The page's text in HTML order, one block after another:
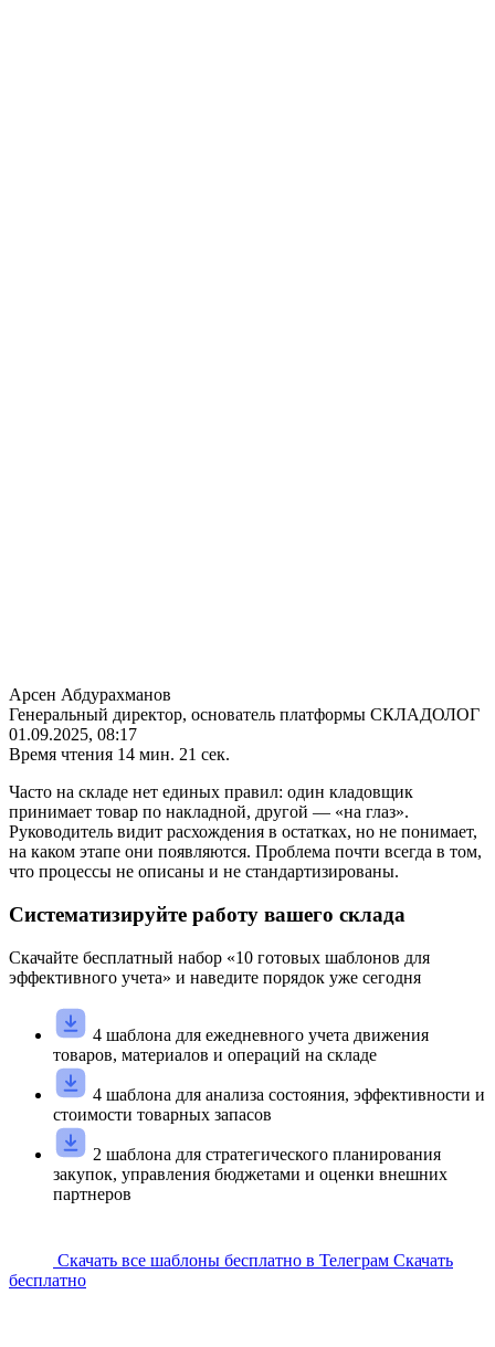
Арсен Абдурахманов
Генеральный директор, основатель платформы СКЛАДОЛОГ
01.09.2025, 08:17
Время чтения 14 мин. 21 сек.
Часто на складе нет единых правил: один кладовщик
принимает товар по накладной, другой — «на глаз».
Руководитель видит расхождения в остатках, но не понимает,
на каком этапе они появляются. Проблема почти всегда в том,
что процессы не описаны и не стандартизированы.
Систематизируйте работу вашего склада
Скачайте бесплатный набор «10 готовых шаблонов для
эффективного учета» и наведите порядок уже сегодня
4 шаблона для ежедневного учета движения
товаров, материалов и операций на складе
4 шаблона для анализа состояния, эффективности и
стоимости товарных запасов
2 шаблона для стратегического планирования
закупок, управления бюджетами и оценки внешних
партнеров
Скачать все шаблоны бесплатно в Телеграм Скачать
бесплатно